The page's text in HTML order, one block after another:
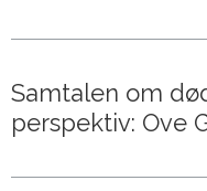
Samtalen om
perspektiv: Ove